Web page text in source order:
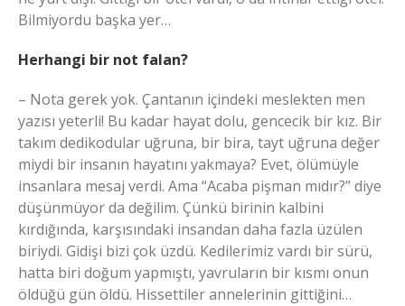
Bilmiyordu başka yer…
Herhangi bir not falan?
– Nota gerek yok. Çantanın içindeki meslekten men
yazısı yeterli! Bu kadar hayat dolu, gencecik bir kız. Bir
takım dedikodular uğruna, bir bira, tayt uğruna değer
miydi bir insanın hayatını yakmaya? Evet, ölümüyle
insanlara mesaj verdi. Ama “Acaba pişman mıdır?” diye
düşünmüyor da değilim. Çünkü birinin kalbini
kırdığında, karşısındaki insandan daha fazla üzülen
biriydi. Gidişi bizi çok üzdü. Kedilerimiz vardı bir sürü,
hatta biri doğum yapmıştı, yavruların bir kısmı onun
öldüğü gün öldü. Hissettiler annelerinin gittiğini…